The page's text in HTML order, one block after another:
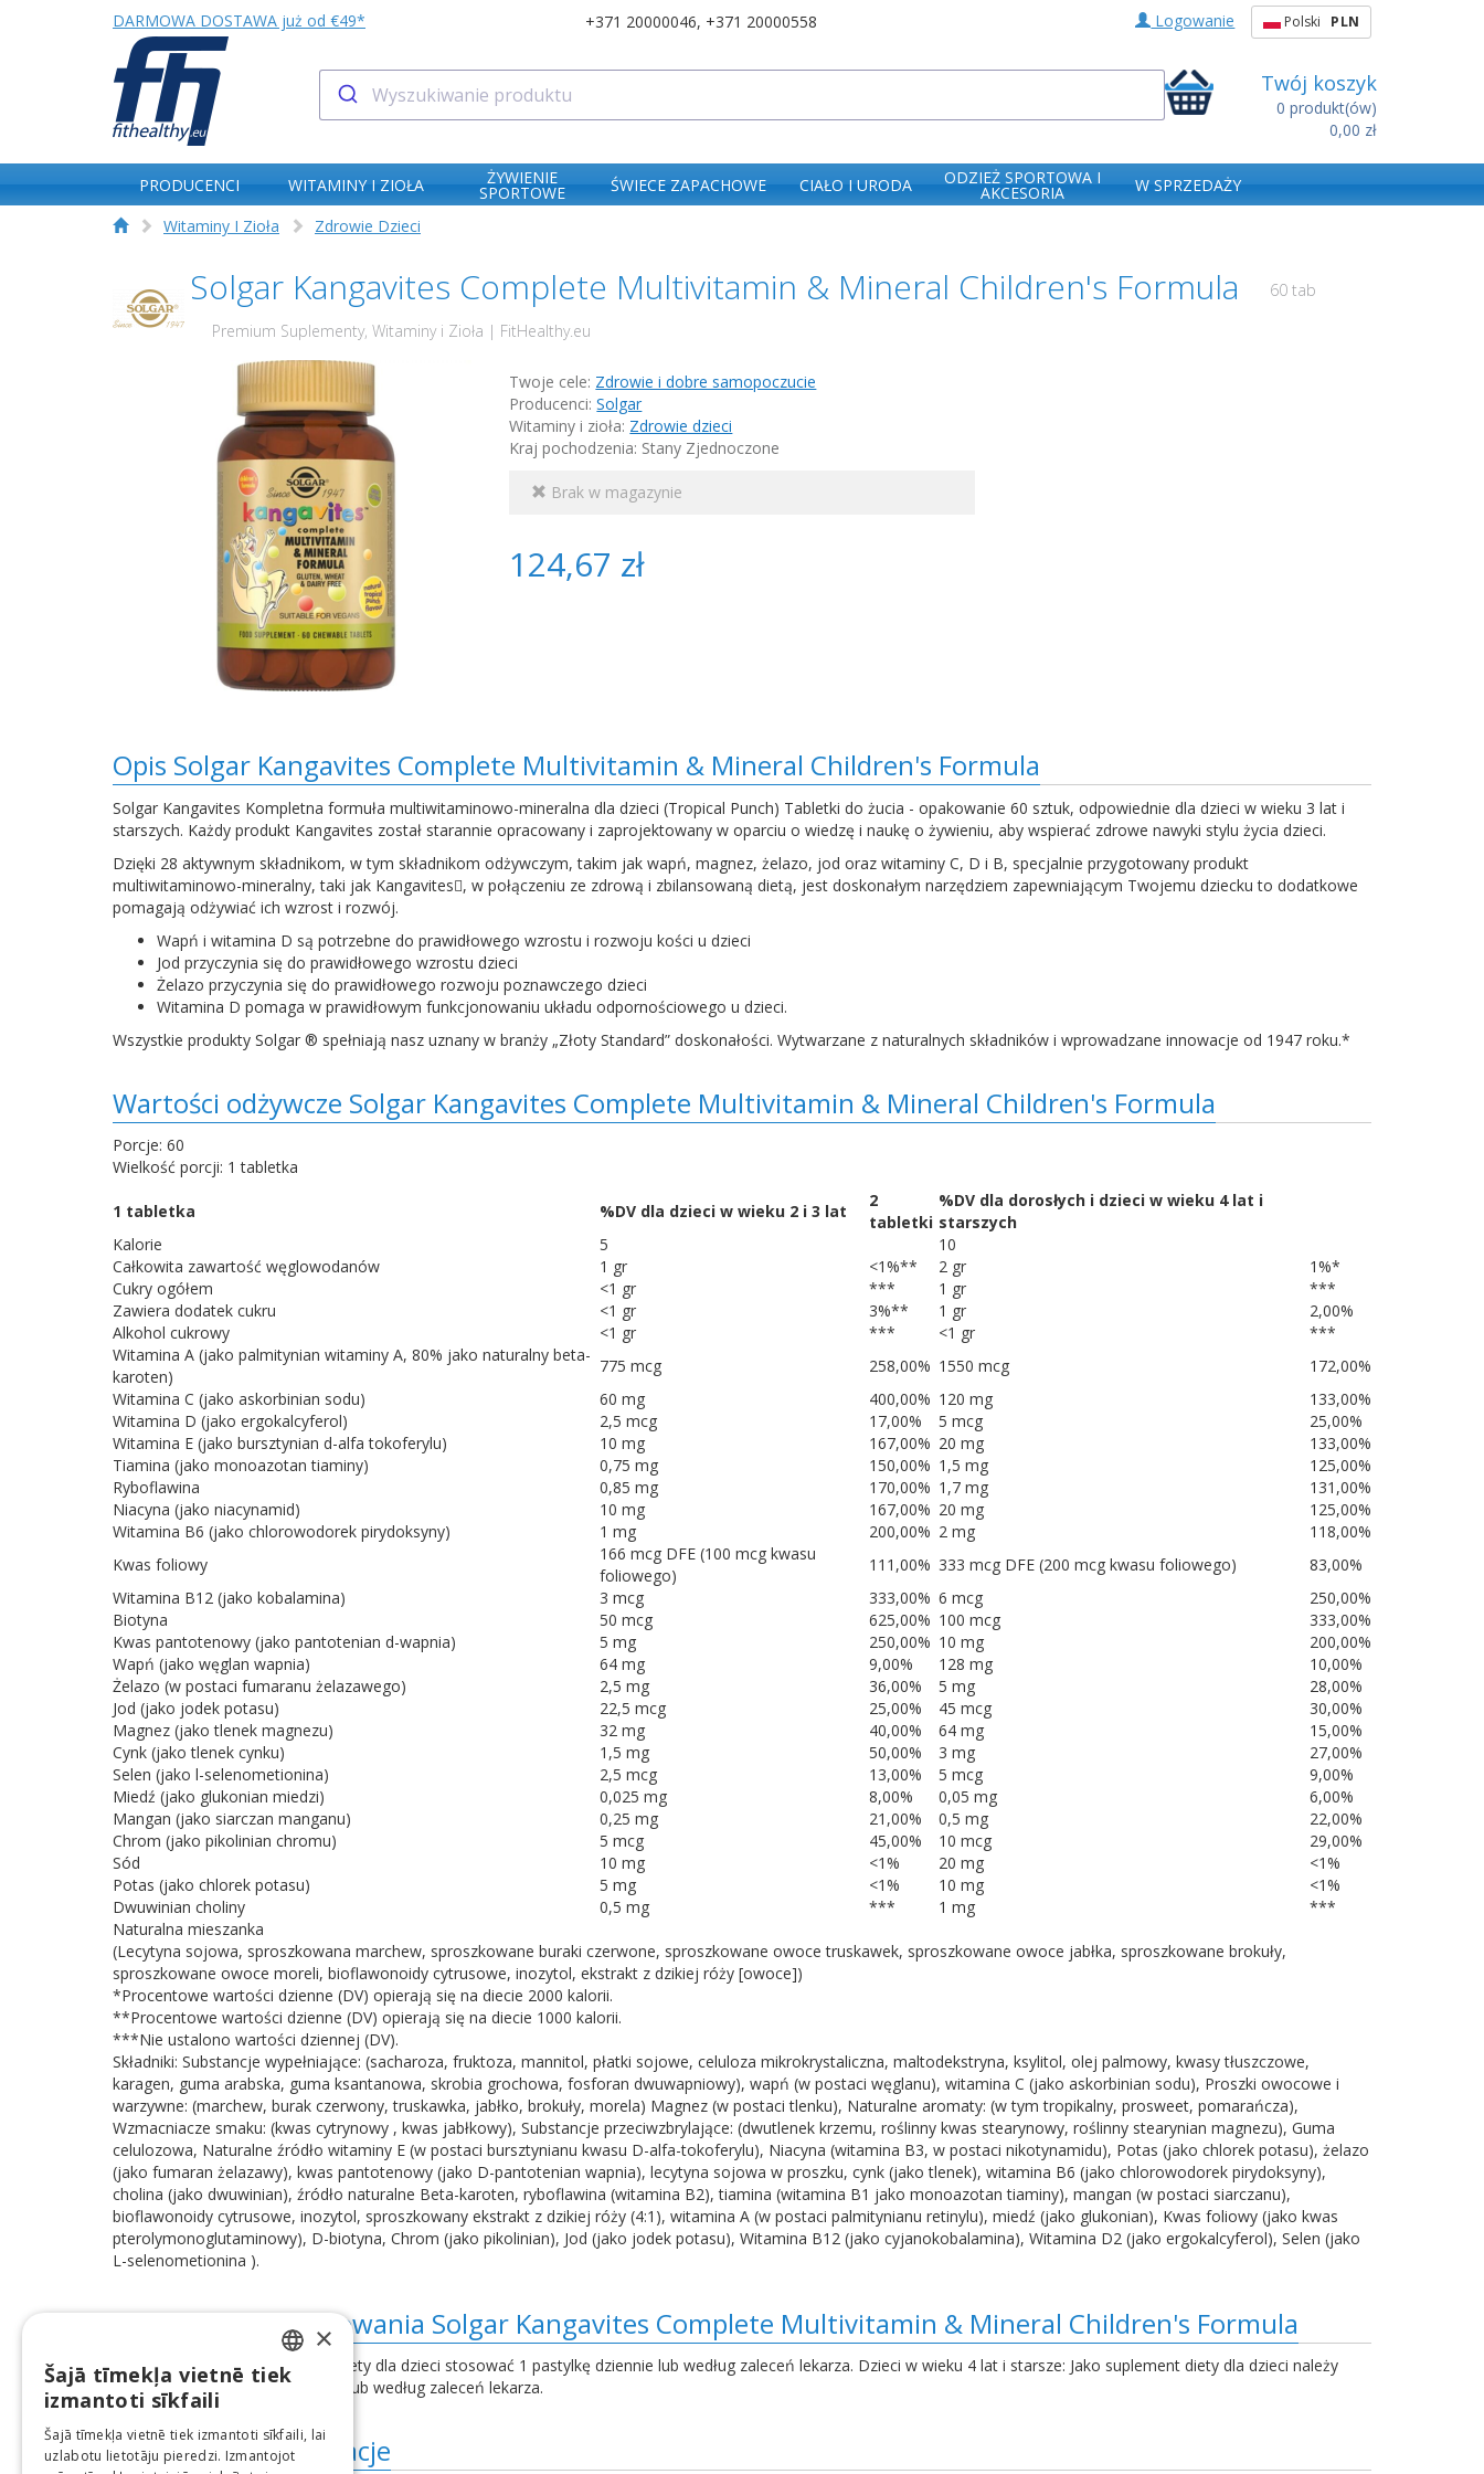
DARMOWA DOSTAWA już od €49* +371 20000046, +371 20000558 Logowanie Polski PLN
Twój koszyk
0 produkt(ów)
0,00 zł
PRODUCENCI WITAMINY I ZIOŁA ŻYWIENIE
SPORTOWE ŚWIECE ZAPACHOWE CIAŁO I URODA ODZIEŻ SPORTOWA I
AKCESORIA
W SPRZEDAŻY
Witaminy I Zioła
Zdrowie Dzieci
Solgar Kangavites Complete Multivitamin & Mineral Children's Formula
60 tab
Premium Suplementy, Witaminy i Zioła | FitHealthy.eu
Twoje cele: Zdrowie i dobre samopoczucie
Producenci:Solgar
Witaminy i zioła: Zdrowie dzieci
Kraj pochodzenia: Stany Zjednoczone
Brak w magazynie
124,67 zł
Opis Solgar Kangavites Complete Multivitamin & Mineral Children's Formula
Solgar Kangavites Kompletna formuła multiwitaminowo-mineralna dla dzieci (Tropical Punch) Tabletki do żucia - opakowanie 60 sztuk, odpowiednie dla dzieci w wieku 3 lat i
starszych. Każdy produkt Kangavites został starannie opracowany i zaprojektowany w oparciu o wiedzę i naukę o żywieniu, aby wspierać zdrowe nawyki stylu życia dzieci.
Dzięki 28 aktywnym składnikom, w tym składnikom odżywczym, takim jak wapń, magnez, żelazo, jod oraz witaminy C, D i B, specjalnie przygotowany produkt
multiwitaminowo-mineralny, taki jak Kangavites, w połączeniu ze zdrową i zbilansowaną dietą, jest doskonałym narzędziem zapewniającym Twojemu dziecku to dodatkowe
pomagają odżywiać ich wzrost i rozwój.
Wapń i witamina D są potrzebne do prawidłowego wzrostu i rozwoju kości u dzieci
Jod przyczynia się do prawidłowego wzrostu dzieci
Żelazo przyczynia się do prawidłowego rozwoju poznawczego dzieci
Witamina D pomaga w prawidłowym funkcjonowaniu układu odpornościowego u dzieci.
Wszystkie produkty Solgar ® spełniają nasz uznany w branży „Złoty Standard” doskonałości. Wytwarzane z naturalnych składników i wprowadzane innowacje od 1947 roku.*
Wartości odżywcze Solgar Kangavites Complete Multivitamin & Mineral Children's Formula
Porcje: 60
Wielkość porcji: 1 tabletka
1 tabletka %DV dla dzieci w wieku 2 i 3 lat
2
tabletki
%DV dla dorosłych i dzieci w wieku 4 lat i
starszych
Kalorie
5
10
Całkowita zawartość węglowodanów
1 gr <1%** 2 gr
1%*
Cukry ogółem
<1 gr *** 1 gr
***
Zawiera dodatek cukru
<1 gr 3%** 1 gr
2,00%
Alkohol cukrowy
<1 gr *** <1 gr
***
Witamina A (jako palmitynian witaminy A, 80% jako naturalny beta-
karoten)
775 mcg 258,00% 1550 mcg
172,00%
Witamina C (jako askorbinian sodu)
60 mg 400,00% 120 mg
133,00%
Witamina D (jako ergokalcyferol)
2,5 mcg 17,00% 5 mcg
25,00%
Witamina E (jako bursztynian d-alfa tokoferylu)
10 mg 167,00% 20 mg
133,00%
Tiamina (jako monoazotan tiaminy)
0,75 mg 150,00% 1,5 mg
125,00%
Ryboflawina
0,85 mg 170,00% 1,7 mg
131,00%
Niacyna (jako niacynamid)
10 mg 167,00% 20 mg
125,00%
Witamina B6 (jako chlorowodorek pirydoksyny)
1 mg 200,00% 2 mg
118,00%
Kwas foliowy
166 mcg DFE (100 mcg kwasu
foliowego)
111,00% 333 mcg DFE (200 mcg kwasu foliowego)
83,00%
Witamina B12 (jako kobalamina)
3 mcg 333,00% 6 mcg
250,00%
Biotyna
50 mcg 625,00% 100 mcg
333,00%
Kwas pantotenowy (jako pantotenian d-wapnia)
5 mg 250,00% 10 mg
200,00%
Wapń (jako węglan wapnia)
64 mg 9,00% 128 mg
10,00%
Żelazo (w postaci fumaranu żelazawego)
2,5 mg 36,00% 5 mg
28,00%
Jod (jako jodek potasu)
22,5 mcg 25,00% 45 mcg
30,00%
Magnez (jako tlenek magnezu)
32 mg 40,00% 64 mg
15,00%
Cynk (jako tlenek cynku)
1,5 mg 50,00% 3 mg
27,00%
Selen (jako l-selenometionina)
2,5 mcg 13,00% 5 mcg
9,00%
Miedź (jako glukonian miedzi)
0,025 mg 8,00% 0,05 mg
6,00%
Mangan (jako siarczan manganu)
0,25 mg 21,00% 0,5 mg
22,00%
Chrom (jako pikolinian chromu)
5 mcg 45,00% 10 mcg
29,00%
Sód
10 mg <1% 20 mg
<1%
Potas (jako chlorek potasu)
5 mg <1% 10 mg
<1%
Dwuwinian choliny
0,5 mg *** 1 mg
***
Naturalna mieszanka
(Lecytyna sojowa, sproszkowana marchew, sproszkowane buraki czerwone, sproszkowane owoce truskawek, sproszkowane owoce jabłka, sproszkowane brokuły,
sproszkowane owoce moreli, bioflawonoidy cytrusowe, inozytol, ekstrakt z dzikiej róży [owoce])
*Procentowe wartości dzienne (DV) opierają się na diecie 2000 kalorii.
**Procentowe wartości dzienne (DV) opierają się na diecie 1000 kalorii.
***Nie ustalono wartości dziennej (DV).
Składniki: Substancje wypełniające: (sacharoza, fruktoza, mannitol, płatki sojowe, celuloza mikrokrystaliczna, maltodekstryna, ksylitol, olej palmowy, kwasy tłuszczowe,
karagen, guma arabska, guma ksantanowa, skrobia grochowa, fosforan dwuwapniowy), wapń (w postaci węglanu), witamina C (jako askorbinian sodu), Proszki owocowe i
warzywne: (marchew, burak czerwony, truskawka, jabłko, brokuły, morela) Magnez (w postaci tlenku), Naturalne aromaty: (w tym tropikalny, prosweet, pomarańcza),
Wzmacniacze smaku: (kwas cytrynowy , kwas jabłkowy), Substancje przeciwzbrylające: (dwutlenek krzemu, roślinny kwas stearynowy, roślinny stearynian magnezu), Guma
celulozowa, Naturalne źródło witaminy E (w postaci bursztynianu kwasu D-alfa-tokoferylu), Niacyna (witamina B3, w postaci nikotynamidu), Potas (jako chlorek potasu), żelazo
(jako fumaran żelazawy), kwas pantotenowy (jako D-pantotenian wapnia), lecytyna sojowa w proszku, cynk (jako tlenek), witamina B6 (jako chlorowodorek pirydoksyny),
cholina (jako dwuwinian), źródło naturalne Beta-karoten, ryboflawina (witamina B2), tiamina (witamina B1 jako monoazotan tiaminy), mangan (w postaci siarczanu),
bioflawonoidy cytrusowe, inozytol, sproszkowany ekstrakt z dzikiej róży (4:1), witamina A (w postaci palmitynianu retinylu), miedź (jako glukonian), Kwas foliowy (jako kwas
pterolymonoglutaminowy), D-biotyna, Chrom (jako pikolinian), Jod (jako jodek potasu), Witamina B12 (jako cyjanokobalamina), Witamina D2 (jako ergokalcyferol), Selen (jako
L-selenometionina ).
Wskazania do stosowania Solgar Kangavites Complete Multivitamin & Mineral Children's Formula
Dzieci 2-3 lata: Jako suplement diety dla dzieci stosować 1 pastylkę dziennie lub według zaleceń lekarza. Dzieci w wieku 4 lat i starsze: Jako suplement diety dla dzieci należy
przyjmować 2 pastylki do ssania lub według zaleceń lekarza.
Dodatkowe informacje
LATVIAN
LITHUANIAN
×
Šajā tīmekļa vietnē tiek
izmantoti sīkfaili
Šajā tīmekļa vietnē tiek izmantoti sīkfaili, lai
uzlabotu lietotāju pieredzi. Izmantojot